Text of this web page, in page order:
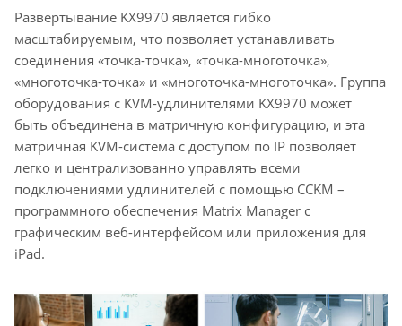
Развертывание KX9970 является гибко
масштабируемым, что позволяет устанавливать
соединения «точка-точка», «точка-многоточка»,
«многоточка-точка» и «многоточка-многоточка». Группа
оборудования с KVM-удлинителями KX9970 может
быть объединена в матричную конфигурацию, и эта
матричная KVM-система с доступом по IP позволяет
легко и централизованно управлять всеми
подключениями удлинителей с помощью CCKM –
программного обеспечения Matrix Manager с
графическим веб-интерфейсом или приложения для
iPad.